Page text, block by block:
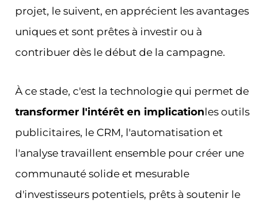
projet, le suivent, en apprécient les avantages
uniques et sont prêtes à investir ou à
contribuer dès le début de la campagne.
À ce stade, c'est la technologie qui permet de
transformer l'intérêt en implicationles outils
publicitaires, le CRM, l'automatisation et
l'analyse travaillent ensemble pour créer une
communauté solide et mesurable
d'investisseurs potentiels, prêts à soutenir le